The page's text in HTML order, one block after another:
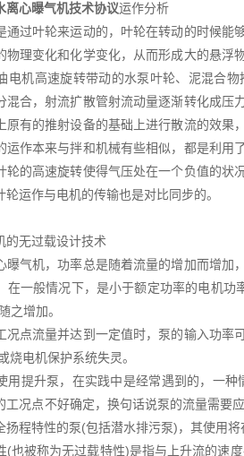
离心曝气机技术协议运作分析
通过叶轮来运动的，叶轮在转动的时候能
物理变化和化学变化，从而形成大的悬
电机高速旋转带动的水泵叶轮、泥混合
混合，射流扩散管射流动量逐渐转化成
原有的推射设备的基础上进行散流的效
运作本来与拌和机械有些相似，都是利
轮的高速旋转使得气压处在一个负值的状
运作与电机的传输也是对比同步的。
的无过载设计技术
曝气机，功率总是随着流量的增加而增加
在一般情况下，是小于额定功率的电机
之增加。
况点流量并达到一定值时，泵的输入功
烧电机保护系统失灵。
用提升泵，在实践中是经常遇到的，一
工况点不好确定，换句话说泵的流量需要
扬程特性的泵(包括潜水排污泵)，其使用将
(也被称为无过载特性)是指与上升流的速